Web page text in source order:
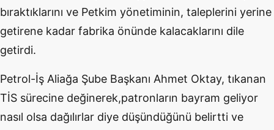
bıraktıklarını ve Petkim yönetiminin, taleplerini yerine
getirene kadar fabrika önünde kalacaklarını dile
getirdi.
Petrol-İş Aliağa Şube Başkanı Ahmet Oktay, tıkanan
TİS sürecine değinerek,patronların bayram geliyor
nasıl olsa dağılırlar diye düşündüğünü belirtti ve